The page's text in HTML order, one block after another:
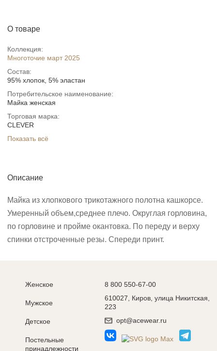
О товаре
Коллекция:
Многоточие март 2025
Состав:
95% хлопок, 5% эластан
Потребительское наименование:
Майка женская
Торговая марка:
CLEVER
Показать всё
Описание
Майка из хлопкового трикотажного полотна кашкорсе.
Умеренный объем,среднее плечо. Округлая горловина,
по горловине и пройме окантовка. По переду и верху
спинки отстроченные резы. Спереди принт.
Женское
Мужское
Детское
Постельные
принадлежности
8 800 550-67-00
610027, Киров, улица Никитская,
223
opt@acewear.ru